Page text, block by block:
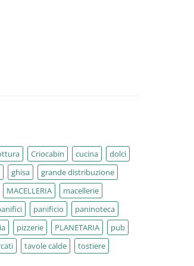
Criocabin cucina
dolci
ghisa
grande distribuzione
MACELLERIA
macellerie
panificio
paninoteca
pizzerie PLANETARIA
pub
tavole calde tostiere